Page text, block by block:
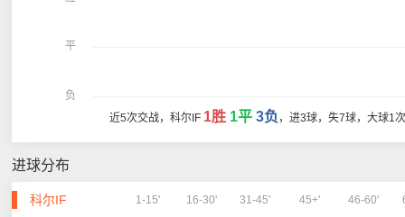
平
负
近5次交战，科尔IF 1胜 1平 3负 ，进3球，失7球，大球1
进球分布
科尔IF 1-15' 16-30' 31-45' 45+' 46-60'